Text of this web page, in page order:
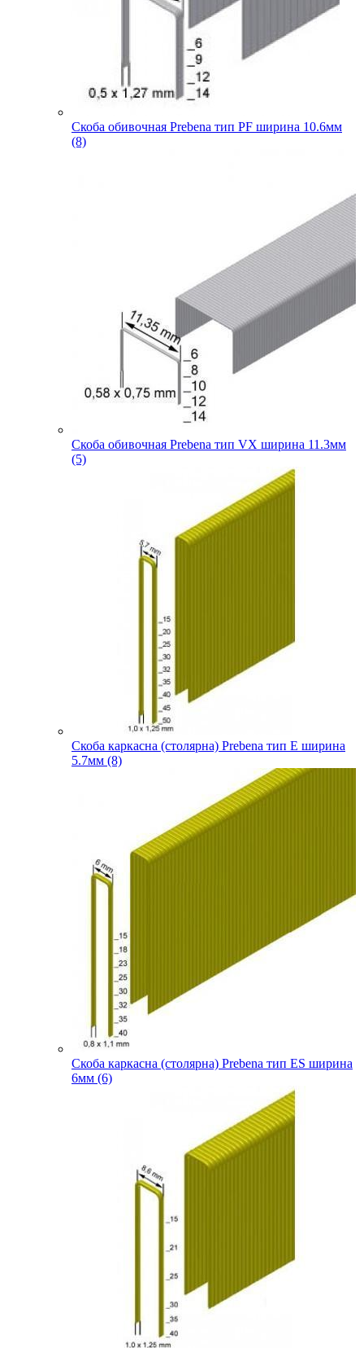
Скоба обивочная Prebena тип PF ширина 10.6мм
(8)
Скоба обивочная Prebena тип VX ширина 11.3мм
(5)
Скоба каркасна (столярна) Prebena тип E ширина
5.7мм (8)
Скоба каркасна (столярна) Prebena тип ES ширина
6мм (6)